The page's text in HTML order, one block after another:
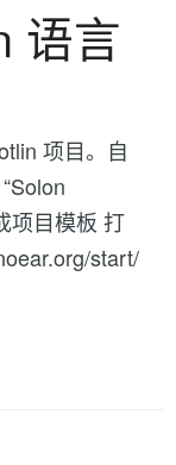
语言
项目。自
项目模板 打
start/